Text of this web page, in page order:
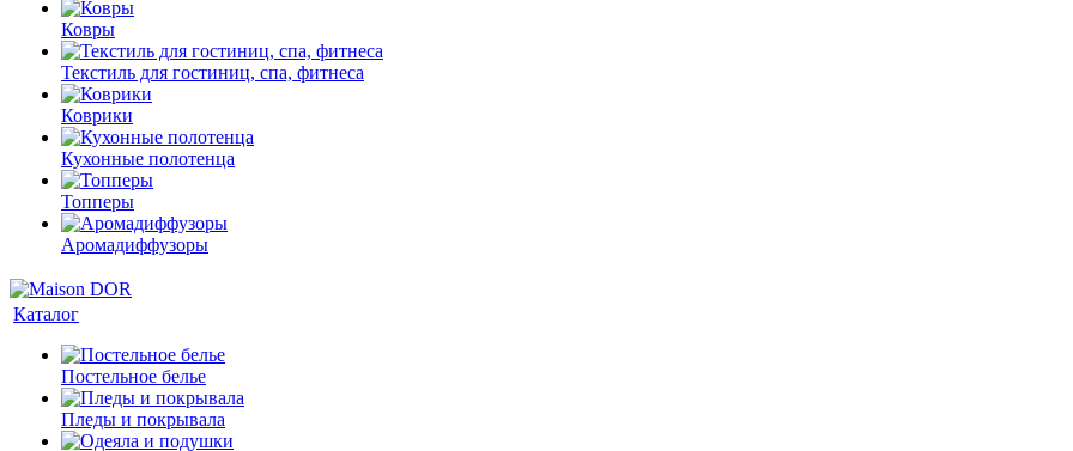
Ковры
Текстиль для гостиниц, спа, фитнеса
Коврики
Кухонные полотенца
Топперы
Аромадиффузоры
Каталог
Постельное белье
Пледы и покрывала